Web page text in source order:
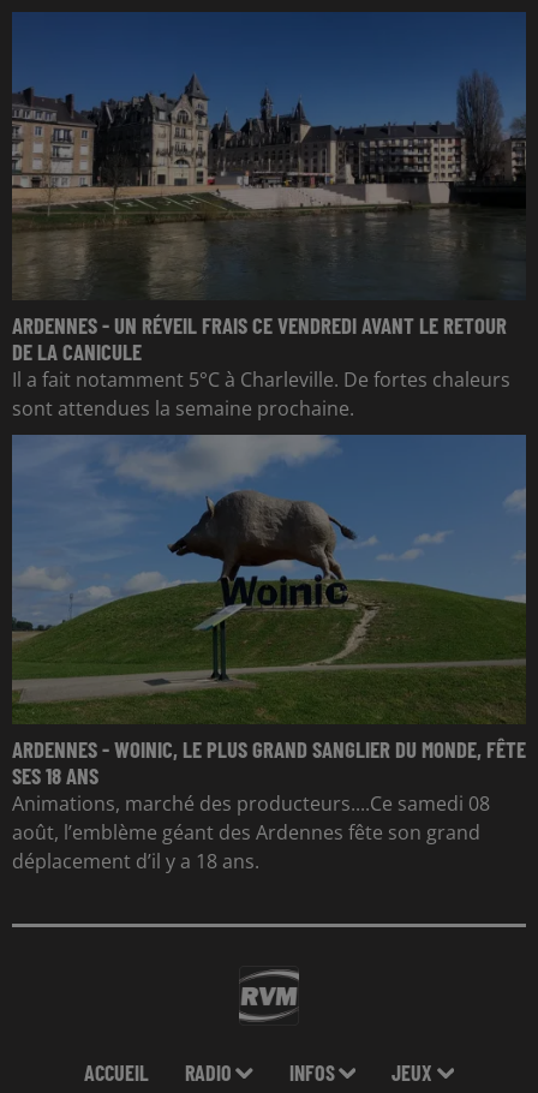
ARDENNES - UN RÉVEIL FRAIS CE VENDREDI AVANT LE RETOUR
DE LA CANICULE
Il a fait notamment 5°C à Charleville. De fortes chaleurs
sont attendues la semaine prochaine.
ARDENNES - WOINIC, LE PLUS GRAND SANGLIER DU MONDE, FÊTE
SES 18 ANS
Animations, marché des producteurs....Ce samedi 08
août, l’emblème géant des Ardennes fête son grand
déplacement d’il y a 18 ans.
ACCUEIL RADIO INFOS JEUX